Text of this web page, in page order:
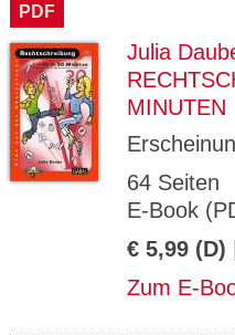
PDF
Julia
MINUTEN
64 Seiten
E-Book
€ 5,99 (D)
Zum E-